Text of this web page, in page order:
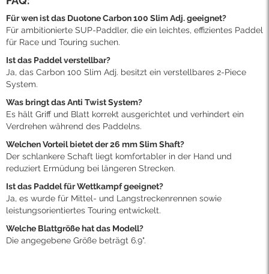
Für wen ist das Duotone Carbon 100 Slim Adj. geeignet?
Für ambitionierte SUP-Paddler, die ein leichtes, effizientes Paddel
für Race und Touring suchen.
Ist das Paddel verstellbar?
Ja, das Carbon 100 Slim Adj. besitzt ein verstellbares 2-Piece
System.
Was bringt das Anti Twist System?
Es hält Griff und Blatt korrekt ausgerichtet und verhindert ein
Verdrehen während des Paddelns.
Welchen Vorteil bietet der 26 mm Slim Shaft?
Der schlankere Schaft liegt komfortabler in der Hand und
reduziert Ermüdung bei längeren Strecken.
Ist das Paddel für Wettkampf geeignet?
Ja, es wurde für Mittel- und Langstreckenrennen sowie
leistungsorientiertes Touring entwickelt.
Welche Blattgröße hat das Modell?
Die angegebene Größe beträgt 6.9".